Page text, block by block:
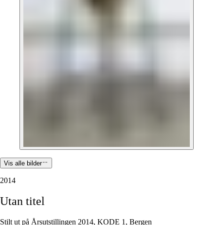
Vis alle bilder
2014
Utan titel
Stilt ut på Årsutstillingen 2014, KODE 1, Bergen